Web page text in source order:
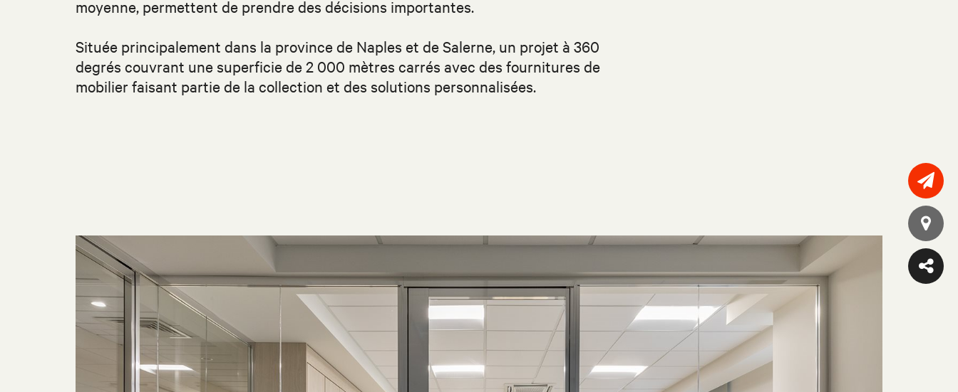
moyenne, permettent de prendre des décisions importantes.
Située principalement dans la province de Naples et de Salerne, un projet à 360
degrés couvrant une superficie de 2 000 mètres carrés avec des fournitures de
mobilier faisant partie de la collection et des solutions personnalisées.